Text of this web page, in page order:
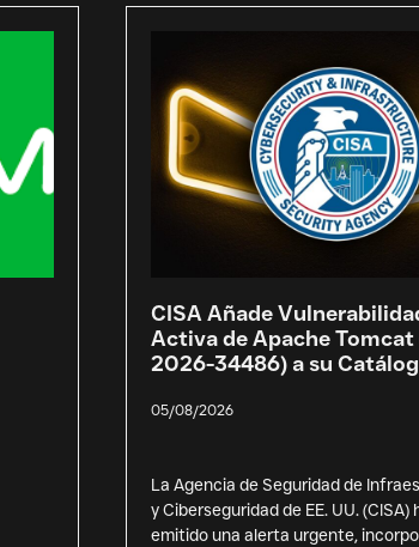
CISA Añade
Activa de Apache Tomcat
2026-34486) a su
05/08/2026
La Agencia de Seguridad de
y Ciberseguridad de EE. UU. (CISA)
emitido una alerta urgente,